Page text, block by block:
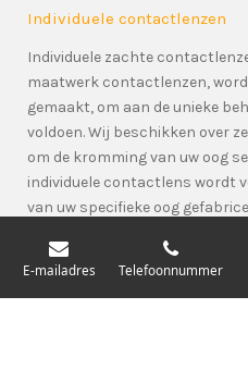
Individuele contactlenzen
Individuele zachte
maatwerk contactlenzen,
gemaakt, om aan de unieke
voldoen. Wij beschikken over
om de kromming van uw oog
individuele contactlens wordt
van uw specifieke oog
zoals onregelmatige
E-mailadres Telefoonnummer